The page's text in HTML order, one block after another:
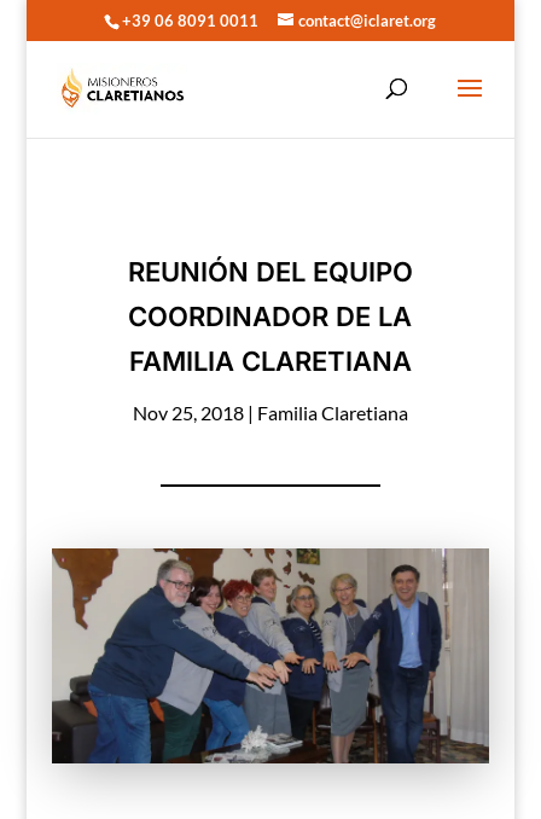
+39 06 8091 0011 contact@iclaret.org
REUNIÓN DEL EQUIPO
COORDINADOR DE LA
FAMILIA CLARETIANA
Nov 25, 2018| Familia Claretiana